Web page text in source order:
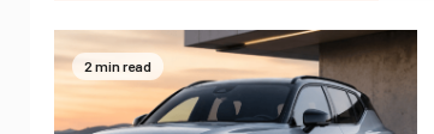
2 min read